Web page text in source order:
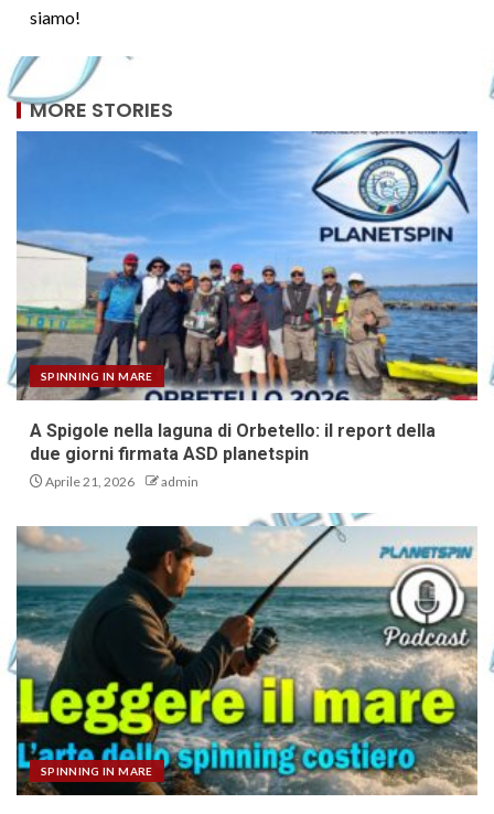
siamo!
MORE STORIES
SPINNING IN MARE
A Spigole nella laguna di Orbetello: il report della
due giorni firmata ASD planetspin
Aprile 21, 2026 admin
SPINNING IN MARE